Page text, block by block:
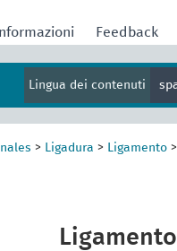
Informazioni Feedback
Lingua dei contenuti
> Ligadura > Ligamento >